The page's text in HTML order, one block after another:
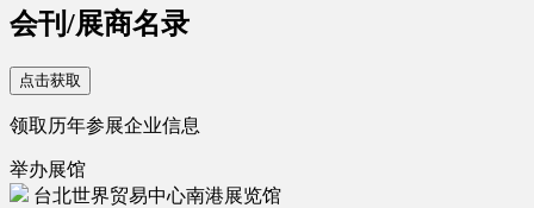
会刊/展商名录
点击获取
领取历年参展企业信息
举办展馆
台北世界贸易中心南港展览馆